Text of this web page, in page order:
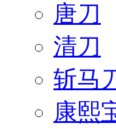
唐刀
清刀
斩马
康熙